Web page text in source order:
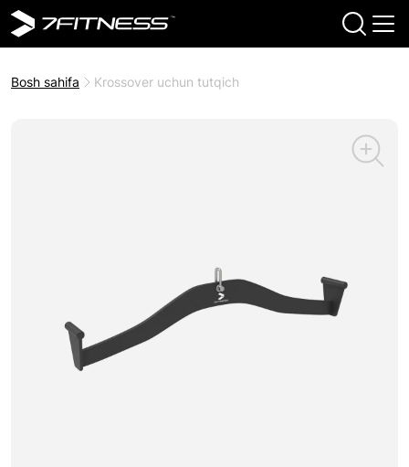
Bosh sahifa Krossover uchun tutqich